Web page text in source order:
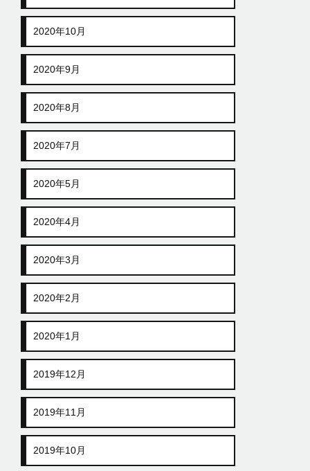
2020年10月
2020年9月
2020年8月
2020年7月
2020年5月
2020年4月
2020年3月
2020年2月
2020年1月
2019年12月
2019年11月
2019年10月